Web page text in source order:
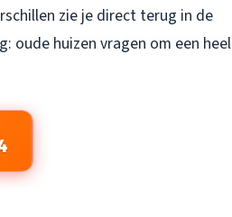
zie je direct terug in de
oude huizen vragen om een heel